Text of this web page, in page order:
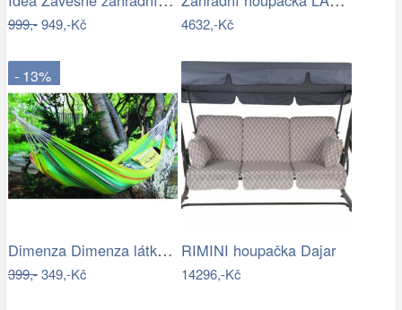
999,-949,-Kč 4632,-Kč
- 13%
Dimenza Dimenza látková zahradní…
399,-349,-Kč
RIMINI houpačka Dajar
14296,-Kč